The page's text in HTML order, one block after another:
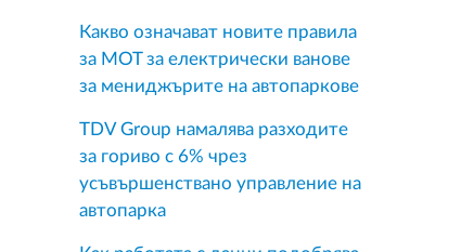
Какво означават новите правила
за MOT за електрически ванове
за мениджърите на автопаркове
TDV Group намалява разходите
за гориво с 6% чрез
усъвършенствано управление на
автопарка